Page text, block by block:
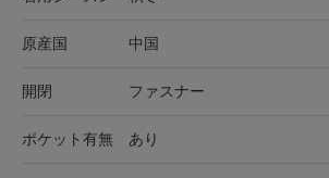
原産国 中国
開閉 ファスナー
ポケット有無 あり